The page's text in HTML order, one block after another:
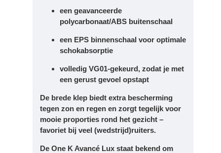
een geavanceerde
polycarbonaat/ABS buitenschaal
een EPS binnenschaal voor optimale
schokabsorptie
volledig VG01-gekeurd, zodat je met
een gerust gevoel opstapt
De brede klep biedt extra bescherming
tegen zon en regen en zorgt tegelijk voor
mooie proporties rond het gezicht –
favoriet bij veel (wedstrijd)ruiters.
De One K Avancé Lux staat bekend om